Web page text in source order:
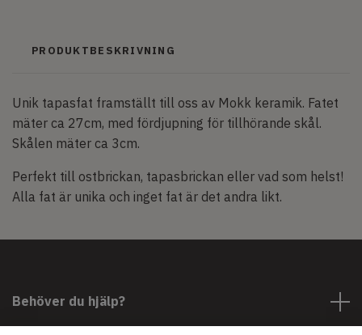
PRODUKTBESKRIVNING
Unik tapasfat framställt till oss av Mokk keramik. Fatet
mäter ca 27cm, med fördjupning för tillhörande skål.
Skålen mäter ca 3cm.
Perfekt till ostbrickan, tapasbrickan eller vad som helst!
Alla fat är unika och inget fat är det andra likt.
Behöver du hjälp?